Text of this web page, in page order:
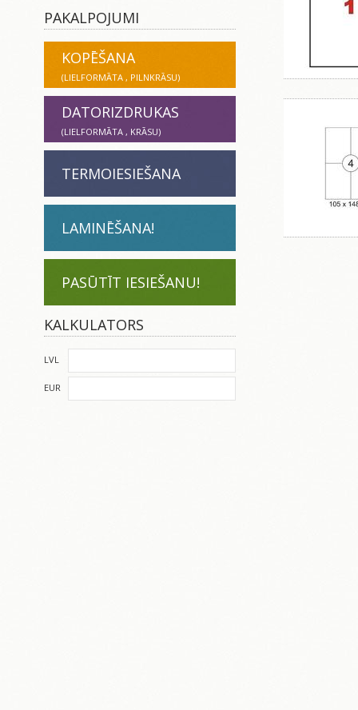
PAKALPOJUMI
KOPĒŠANA
(LIELFORMĀTA , PILNKRĀSU)
DATORIZDRUKAS
(LIELFORMĀTA , KRĀSU)
TERMOIESIEŠANA
LAMINĒŠANA!
PASŪTĪT IESIEŠANU!
KALKULATORS
LVL
EUR